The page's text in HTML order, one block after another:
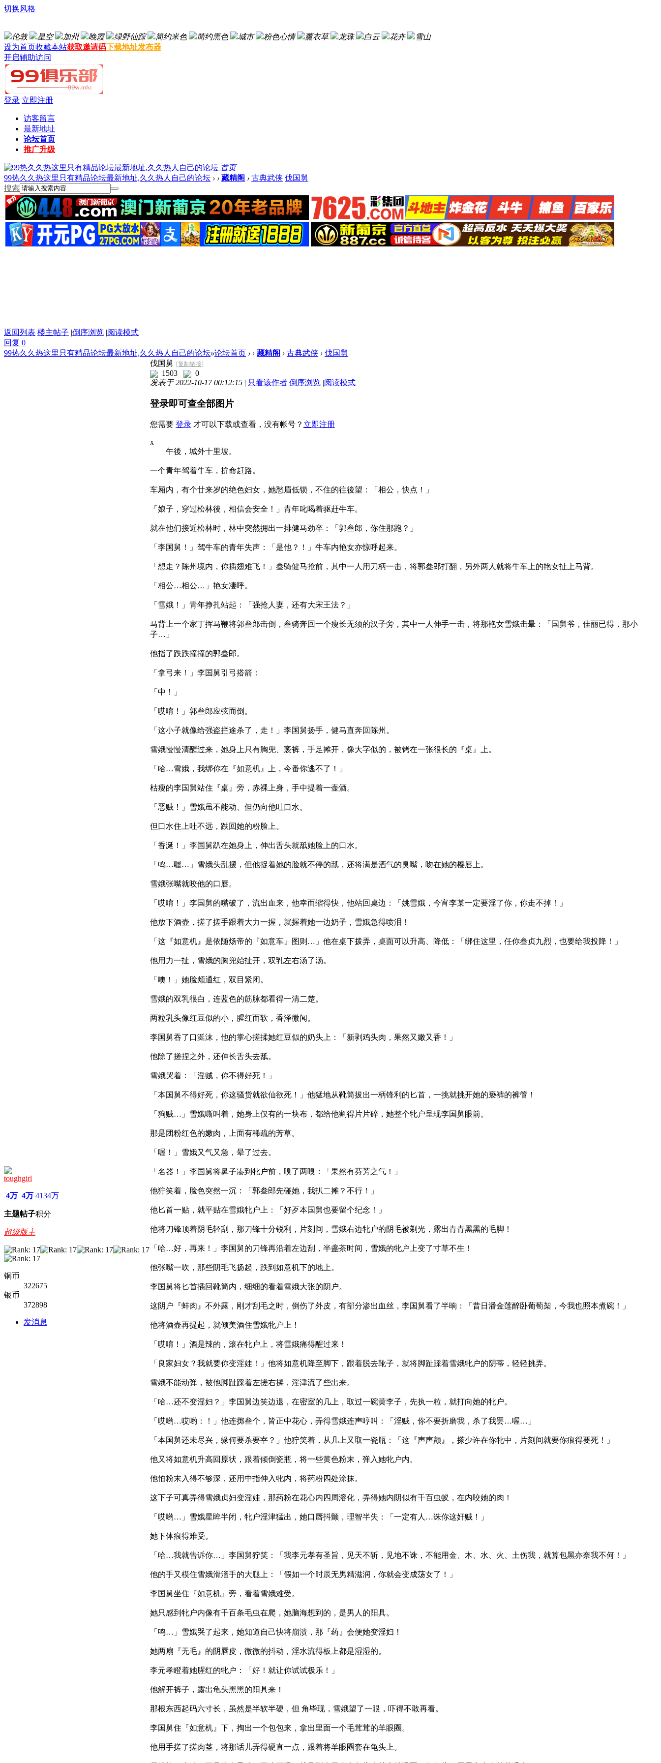
切换风格
伦敦 星空 加州 晚霞 绿野仙踪 简约米色 简约黑色 城市 粉色心情 薰衣草 龙珠 白云 花卉
雪山
设为首页收藏本站获取邀请码下载地址发布器
开启辅助访问
登录 立即注册
访客留言
最新地址
论坛首页
推广升级
首页
99热久久热这里只有精品论坛最新地址,久久热人自己的论坛 › › 藏精阁 › 古典武侠 伐国舅
搜索
返回列表 楼主帖子 |倒序浏览 |阅读模式
回复 0
99热久久热这里只有精品论坛最新地址,久久热人自己的论坛»论坛首页 › › 藏精阁 › 古典武侠 › 伐国舅
toughgirl
4万
主题
4万
帖子
4134万
积分
超级版主
铜币
322675
银币
372898
发消息
伐国舅 [复制链接]
1503
0
发表于 2022-10-17 00:12:15 | 只看该作者 倒序浏览 |阅读模式
登录即可查全部图片
您需要 登录 才可以下载或查看，没有帐号？ 立即注册
x
午後，城外十里坡。
一个青年驾着牛车，拚命赶路。
车厢内，有个廿来岁的绝色妇女，她愁眉低锁，不住的往後望：「相公，快点！」
「娘子，穿过松林後，相信会安全！」青年叱喝着驱赶牛车。
就在他们接近松林时，林中突然拥出一排健马劲卒：「郭叁郎，你住那跑？」
「李国舅！」驾牛车的青年失声：「是他？！」牛车内艳女亦惊呼起来。
「想走？陈州境内，你插翅难飞！」叁骑健马抢前，其中一人用刀柄一击，将郭叁郎打翻，另外两人就将牛车上的艳女扯上马背。
「相公…相公…」艳女凄呼。
「雪娥！」青年挣扎站起：「强抢人妻，还有大宋王法？」
马背上一个家丁挥马鞭将郭叁郎击倒，叁骑奔回一个瘦长无须的汉子旁，其中一人伸手一击，将那艳女雪娥击晕：「国舅爷，佳丽已得，那小
子…」
他指了跌跌撞撞的郭叁郎。
「拿弓来！」李国舅引弓搭箭：
「中！」
「哎唷！」郭叁郎应弦而倒。
「这小子就像给强盗拦途杀了，走！」李国舅扬手，健马直奔回陈州。
雪娥慢慢清醒过来，她身上只有胸兜、亵裤，手足摊开，像大字似的，被铐在一张很长的『桌』上。
「哈…雪娥，我绑你在『如意机』上，今番你逃不了！」
枯瘦的李国舅站住『桌』旁，赤裸上身，手中提着一壶酒。
「恶贼！」雪娥虽不能动、但仍向他吐口水。
但口水住上吐不远，跌回她的粉脸上。
「香涎！」李国舅趴在她身上，伸出舌头就舐她脸上的口水。
「鸣…喔…」雪娥头乱摆，但他捉着她的脸就不停的舐，还将满是酒气的臭嘴，吻在她的樱唇上。
雪娥张嘴就咬他的口唇。
「哎唷！」李国舅的嘴破了，流出血来，他幸而缩得快，他站回桌边：「姚雪娥，今宵李某一定要淫了你，你走不掉！」
他放下酒壶，搓了搓手跟着大力一握，就握着她一边奶子，雪娥急得喷泪！
「这『如意机』是依随炀帝的『如意车』图则…」他在桌下拨弄，桌面可以升高、降低：「绑住这里，任你叁贞九烈，也要给我投降！」
他用力一扯，雪娥的胸兜始扯开，双乳左右汤了汤。
「噢！」她脸颊通红，双目紧闭。
雪娥的双乳很白，连蓝色的筋脉都看得一清二楚。
两粒乳头像红豆似的小，腥红而软，香泽微闻。
李国舅吞了口涎沫，他的掌心搓揉她红豆似的奶头上：「新剥鸡头肉，果然又嫩又香！」
他除了搓捏之外，还伸长舌头去舐。
雪娥哭着：「淫贼，你不得好死！」
「本国舅不得好死，你这骚货就欲仙欲死！」他猛地从靴筒拔出一柄锋利的匕首，一挑就挑开她的亵裤的裤管！
「狗贼…」雪娥嘶叫着，她身上仅有的一块布，都给他割得片片碎，她整个牝户呈现李国舅眼前。
那是团粉红色的嫩肉，上面有稀疏的芳草。
「喔！」雪娥又气又急，晕了过去。
「名器！」李国舅将鼻子凑到牝户前，嗅了两嗅：「果然有芬芳之气！」
他狞笑着，脸色突然一沉：「郭叁郎先碰她，我扒二摊？不行！」
他匕首一贴，就平贴在雪娥牝户上：「好歹本国舅也要留个纪念！」
他将刀锋顶着阴毛轻刮，那刀锋十分锐利，片刻间，雪娥右边牝户的阴毛被剃光，露出青青黑黑的毛脚！
「哈…好，再来！」李国舅的刀锋再沿着左边刮，半盏茶时间，雪娥的牝户上变了寸草不生！
他张嘴一吹，那些阴毛飞扬起，跌到如意机下的地上。
李国舅将匕首插回靴筒内，细细的看着雪娥大张的阴户。
这阴户『蚌肉』不外露，刚才刮毛之时，倒伤了外皮，有部分渗出血丝，李国舅看了半晌：「昔日潘金莲醉卧葡萄架，今我也照本煮碗！」
他将酒壶再提起，就倾美酒住雪娥牝户上！
「哎唷！」酒是辣的，滚在牝户上，将雪娥痛得醒过来！
「良家妇女？我就要你变淫娃！」他将如意机降至脚下，跟着脱去靴子，就将脚趾踩着雪娥牝户的阴蒂，轻轻挑弄。
雪娥不能动弹，被他脚趾踩着左搓右揉，淫津流了些出来。
「哈…还不变淫妇？」李国舅边笑边退，在密室的几上，取过一碗黄李子，先执一粒，就打向她的牝户。
「哎哟…哎哟：！」他连掷叁个，皆正中花心，弄得雪娥连声哼叫：「淫贼，你不要折磨我，杀了我罢…喔…」
「本国舅还未尽兴，缘何要杀要宰？」他狞笑着，从几上又取一瓷瓶：「这『声声颤』，搽少许在你牝中，片刻间就要你痕得要死！」
他又将如意机升高回原状，跟着倾倒瓷瓶，将一些黄色粉末，弹入她牝户内。
他怕粉末入得不够深，还用中指伸入牝内，将药粉四处涂抹。
这下子可真弄得雪娥贞妇变淫娃，那药粉在花心内四周溶化，弄得她内阴似有千百虫蚁，在内咬她的肉！
「哎哟…」雪娥星眸半闭，牝户淫津猛出，她口唇抖颤，理智半失：「一定有人…诛你这奸贼！」
她下体痕得难受。
「哈…我就告诉你…」李国舅狞笑：「我李元孝有圣旨，见天不斩，见地不诛，不能用金、木、水、火、土伤我，就算包黑亦奈我不何！」
他的手又模住雪娥滑溜手的大腿上：「假如一个时辰无男精滋润，你就会变成荡女了！」
李国舅坐住『如意机』旁，看着雪娥难受。
她只感到牝户内像有千百条毛虫在爬，她脑海想到的，是男人的阳具。
「鸣…」雪娥哭了起来，她知道自己快将崩溃，那『药』会便她变淫妇！
她两扇『无毛』的阴唇皮，微微的抖动，淫水流得板上都是湿湿的。
李元孝瞪着她腥红的牝户：「好！就让你试试极乐！」
他解开裤子，露出龟头黑黑的阳具来！
那根东西起码六寸长，虽然是半软半硬，但 角毕现，雪娥望了一眼，吓得不敢再看。
李国舅住『如意机』下，掏出一个包包来，拿出里面一个毛茸茸的羊眼圈。
他用手搓了搓肉茎，将那话儿弄得硬直一点，跟着将羊眼圈套在龟头上。